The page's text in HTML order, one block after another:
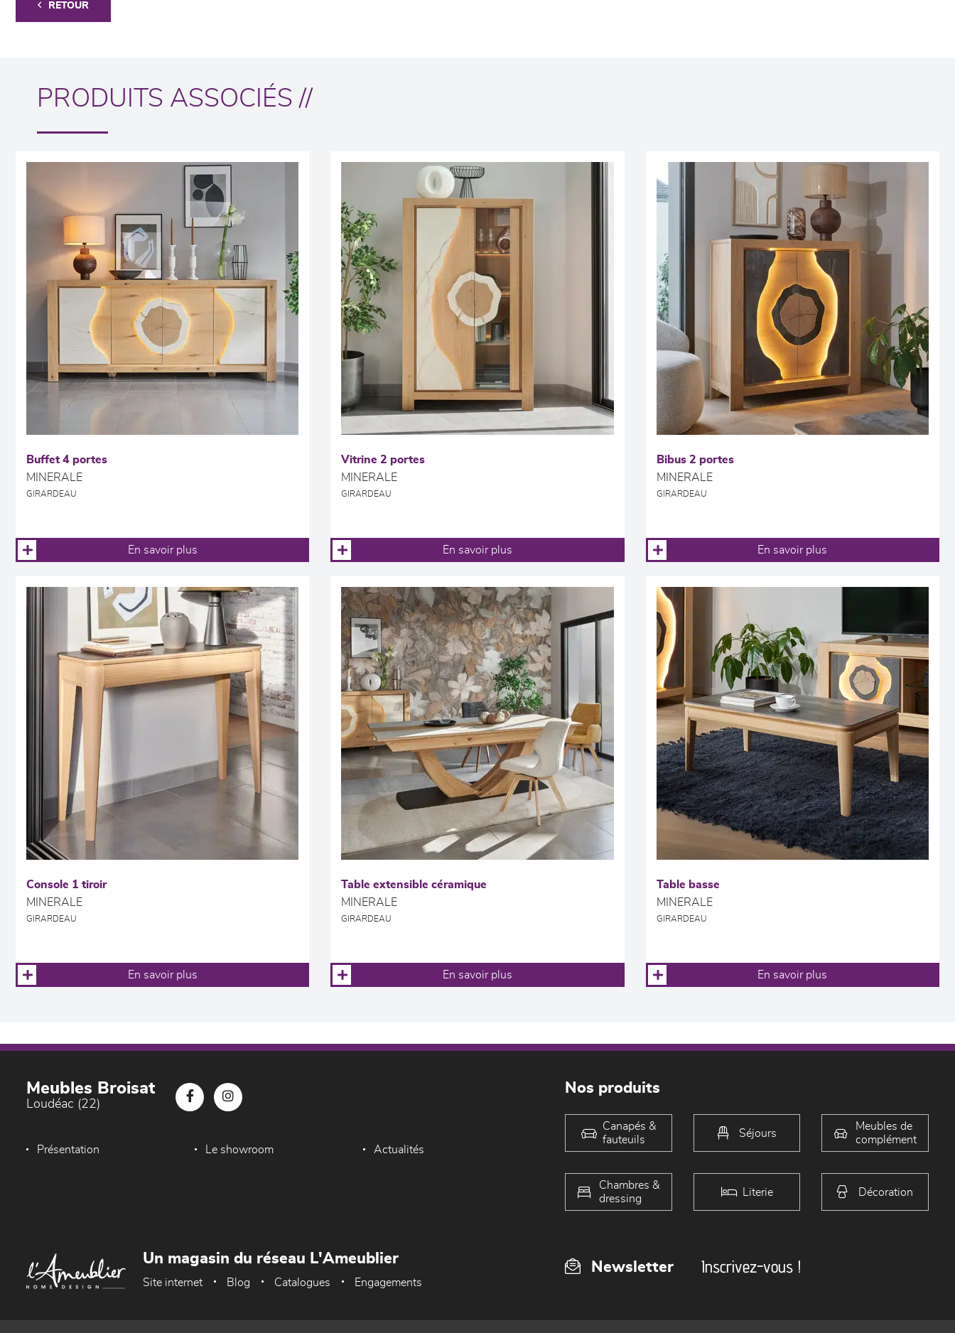
RETOUR
PRODUITS ASSOCIÉS //
Buffet 4 portes
MINERALE
GIRARDEAU
En savoir plus
Vitrine 2 portes
MINERALE
GIRARDEAU
En savoir plus
Bibus 2 portes
MINERALE
GIRARDEAU
En savoir plus
Console 1 tiroir
MINERALE
GIRARDEAU
En savoir plus
Table extensible céramique
MINERALE
GIRARDEAU
En savoir plus
Table basse
MINERALE
GIRARDEAU
En savoir plus
Meubles Broisat
Loudéac (22)
Présentation Le showroom Actualités
Nos produits
Canapés &
fauteuils
Séjours
Meubles de
complément
Chambres &
dressing
Literie Décoration
Newsletter Inscrivez-vous !
Un magasin du réseau L'Ameublier
Site internet Blog Catalogues Engagements